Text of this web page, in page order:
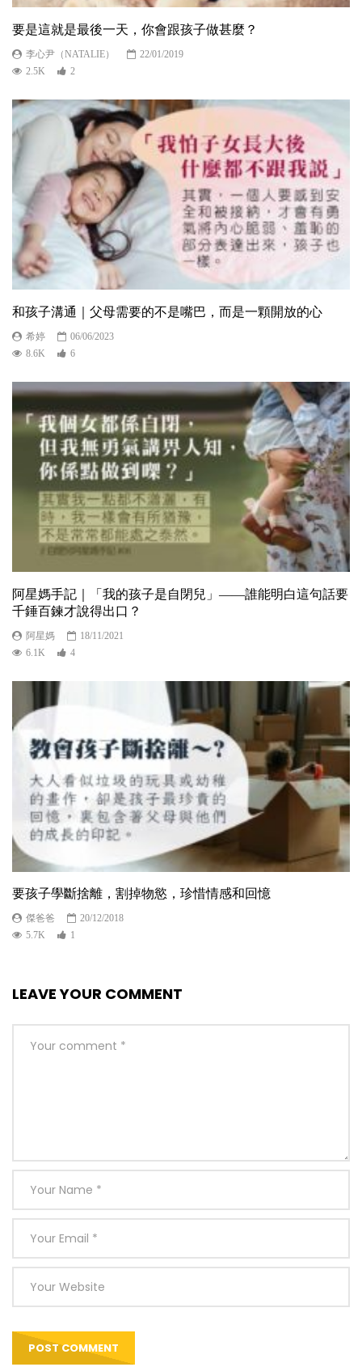
要是這就是最後一天，你會跟孩子做甚麼？
李心尹（NATALIE）
22/01/2019
2.5K
2
和孩子溝通｜父母需要的不是嘴巴，而是一顆開放的心
希婷
06/06/2023
8.6K
6
阿星媽手記｜「我的孩子是自閉兒」——誰能明白這句話要
千錘百鍊才說得出口？
阿星媽
18/11/2021
6.1K
4
要孩子學斷捨離，割掉物慾，珍惜情感和回憶
傑爸爸
20/12/2018
5.7K
1
LEAVE YOUR COMMENT